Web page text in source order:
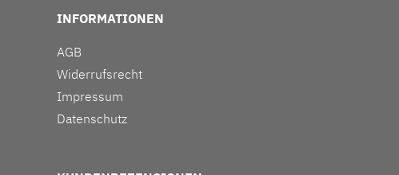
INFORMATIONEN
AGB
Widerrufsrecht
Impressum
Datenschutz